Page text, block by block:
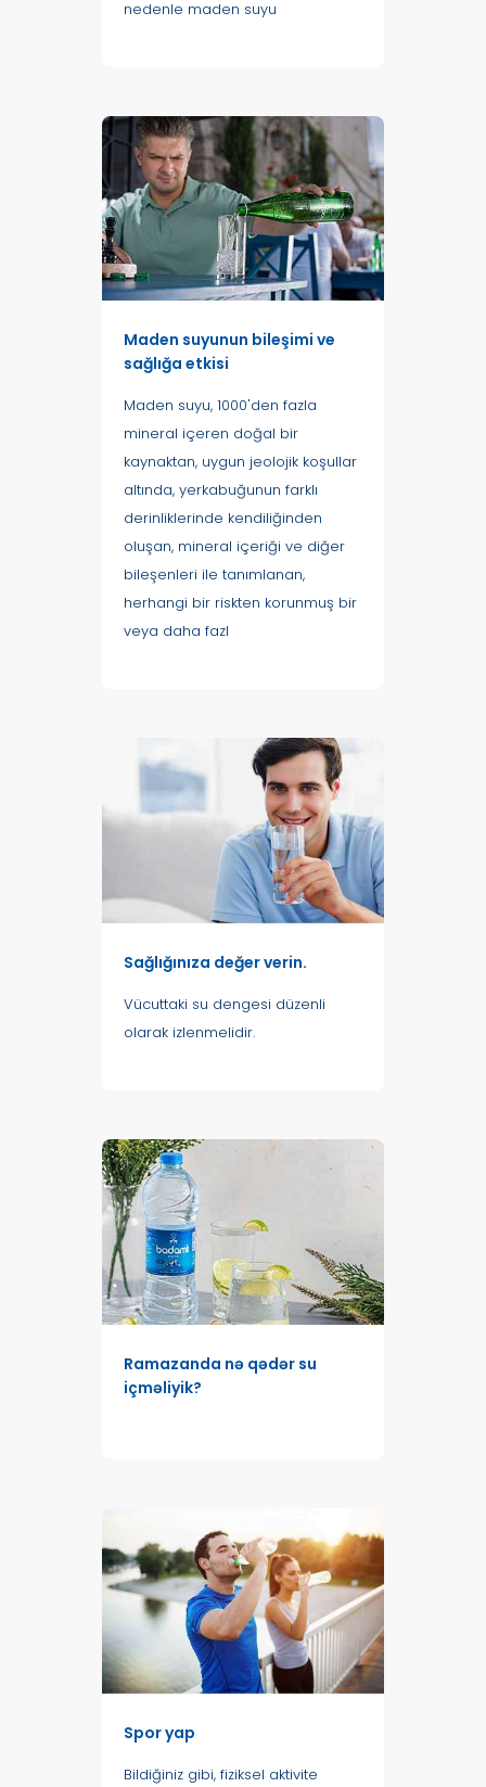
nedenle maden suyu
Maden suyunun bileşimi ve
sağlığa etkisi
Maden suyu, 1000'den fazla
mineral içeren doğal bir
kaynaktan, uygun jeolojik koşullar
altında, yerkabuğunun farklı
derinliklerinde kendiliğinden
oluşan, mineral içeriği ve diğer
bileşenleri ile tanımlanan,
herhangi bir riskten korunmuş bir
veya daha fazl
Sağlığınıza değer verin.
Vücuttaki su dengesi düzenli
olarak izlenmelidir.
Ramazanda nə qədər su
içməliyik?
Spor yap
Bildiğiniz gibi, fiziksel aktivite